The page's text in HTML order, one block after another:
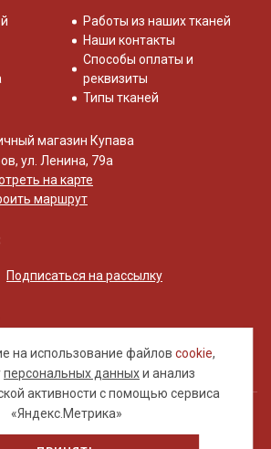
на использование файловcookie,
персональных данныхи анализ
активности с помощью сервиса
«Яндекс.Метрика»
Работы из наших тканей
Наши контакты
Способы оплаты и
реквизиты
Типы тканей
магазин Купава
ул. Ленина, 79а
на карте
маршрут
Подписаться на рассылку
является публичной
данных